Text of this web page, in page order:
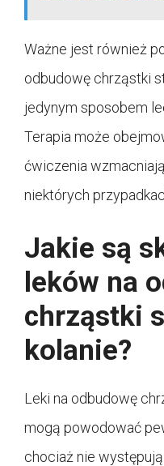
Ważne jest również
odbudowę chrząstki
jedynym sposobem
Terapia może
ćwiczenia
niektórych
Jakie są
leków na
chrząstki
kolanie?
Leki na odbudowę
mogą powodować
chociaż nie